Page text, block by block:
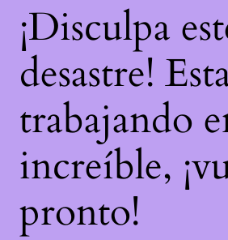
¡Disculpa
desastre!
trabajando
increíble,
pronto!